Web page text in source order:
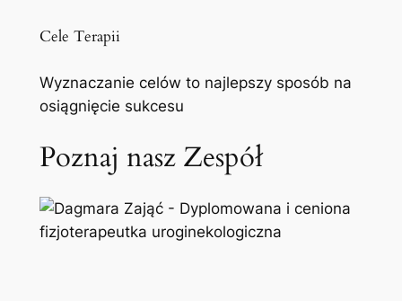
Cele Terapii
Wyznaczanie celów to najlepszy sposób na
osiągnięcie sukcesu
Poznaj nasz Zespół